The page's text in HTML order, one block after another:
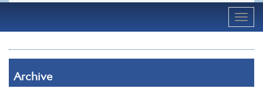
Archive